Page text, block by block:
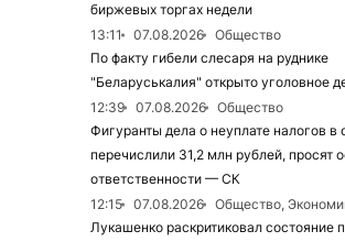
биржевых торгах недели
13:11
07.08.2026
Общество
По факту гибели слесаря на руднике
"Беларуськалия" открыто уголовное
12:39
07.08.2026
Общество
Фигуранты дела о неуплате налогов в
перечислили 31,2 млн рублей, просят
ответственности — СК
12:15
07.08.2026
Общество,
Лукашенко раскритиковал состояние